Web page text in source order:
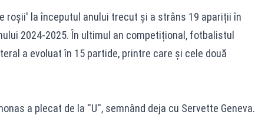
roșii' la începutul anului trecut și a strâns 19 apariții în
2024-2025. În ultimul an competițional, fotbalistul
a evoluat în 15 partide, printre care și cele două
a plecat de la ''U'', semnând deja cu Servette Geneva.